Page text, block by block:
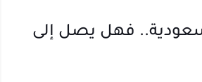
فهل يصل إلى